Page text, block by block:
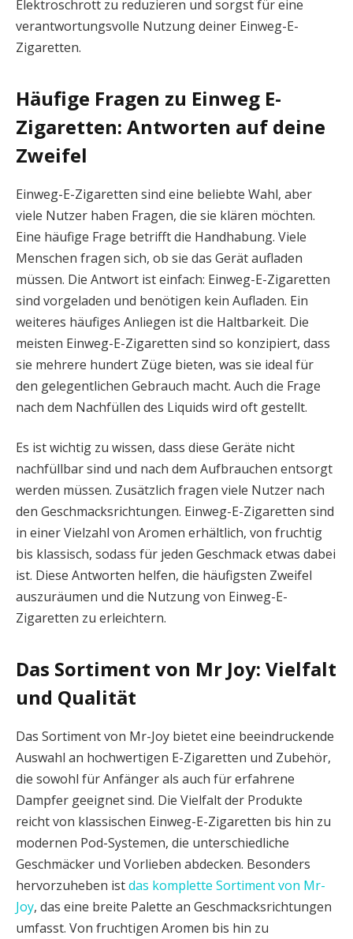
Elektroschrott zu reduzieren und sorgst für eine
verantwortungsvolle Nutzung deiner Einweg-E-
Zigaretten.
Häufige Fragen zu Einweg E-
Zigaretten: Antworten auf deine
Zweifel
Einweg-E-Zigaretten sind eine beliebte Wahl, aber
viele Nutzer haben Fragen, die sie klären möchten.
Eine häufige Frage betrifft die Handhabung. Viele
Menschen fragen sich, ob sie das Gerät aufladen
müssen. Die Antwort ist einfach: Einweg-E-Zigaretten
sind vorgeladen und benötigen kein Aufladen. Ein
weiteres häufiges Anliegen ist die Haltbarkeit. Die
meisten Einweg-E-Zigaretten sind so konzipiert, dass
sie mehrere hundert Züge bieten, was sie ideal für
den gelegentlichen Gebrauch macht. Auch die Frage
nach dem Nachfüllen des Liquids wird oft gestellt.
Es ist wichtig zu wissen, dass diese Geräte nicht
nachfüllbar sind und nach dem Aufbrauchen entsorgt
werden müssen. Zusätzlich fragen viele Nutzer nach
den Geschmacksrichtungen. Einweg-E-Zigaretten sind
in einer Vielzahl von Aromen erhältlich, von fruchtig
bis klassisch, sodass für jeden Geschmack etwas dabei
ist. Diese Antworten helfen, die häufigsten Zweifel
auszuräumen und die Nutzung von Einweg-E-
Zigaretten zu erleichtern.
Das Sortiment von Mr Joy: Vielfalt
und Qualität
Das Sortiment von Mr-Joy bietet eine beeindruckende
Auswahl an hochwertigen E-Zigaretten und Zubehör,
die sowohl für Anfänger als auch für erfahrene
Dampfer geeignet sind. Die Vielfalt der Produkte
reicht von klassischen Einweg-E-Zigaretten bis hin zu
modernen Pod-Systemen, die unterschiedliche
Geschmäcker und Vorlieben abdecken. Besonders
hervorzuheben istdas komplette Sortiment von Mr-
Joy, das eine breite Palette an Geschmacksrichtungen
umfasst. Von fruchtigen Aromen bis hin zu